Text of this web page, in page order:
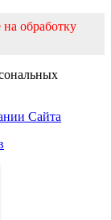
обработку
Сайта